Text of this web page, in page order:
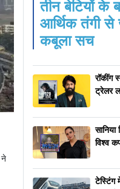
ने
तीन बेटियों के
आर्थिक तंगी
कबूला सच
रॉकींग
ट्रेलर
सानिया
विश्व
टेस्टिंग